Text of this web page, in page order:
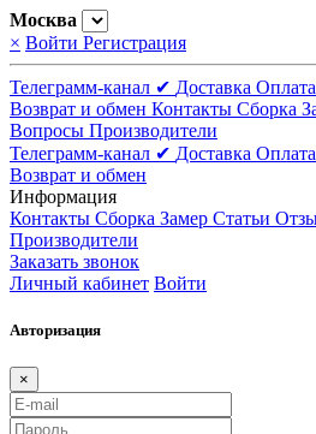
Москва
× Войти Регистрация
Телеграмм-канал ✔ Доставка Оплата
Возврат и обмен Контакты Сборка
Вопросы Производители
Телеграмм-канал ✔ Доставка Оплата
Возврат и обмен
Информация
Контакты Сборка Замер Статьи
Производители
Заказать звонок
Личный кабинет Войти
Авторизация
×